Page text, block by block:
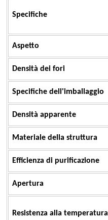
Specifiche
Aspetto
Densità dei fori
Specifiche dell'imballaggio
Densità apparente
Materiale della struttura
Efficienza di purificazione
Apertura
Resistenza alla temperatura